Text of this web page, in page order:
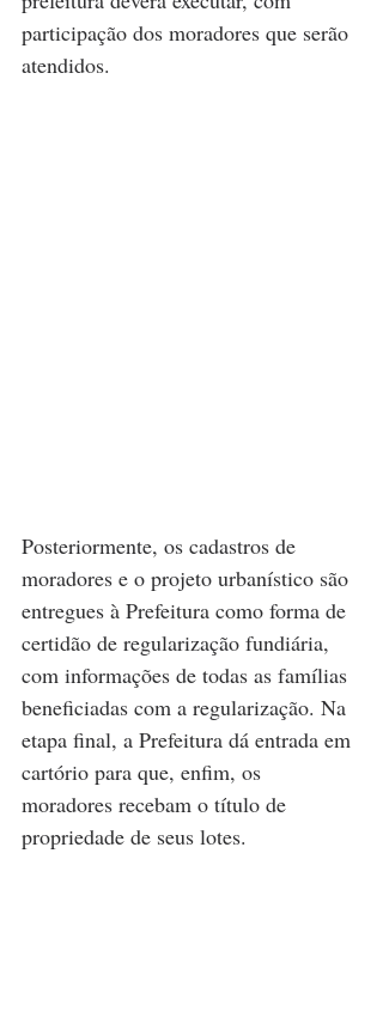
participação dos moradores que serão
atendidos.
Posteriormente, os cadastros de
moradores e o projeto urbanístico são
entregues à Prefeitura como forma de
certidão de regularização fundiária,
com informações de todas as famílias
beneficiadas com a regularização. Na
etapa final, a Prefeitura dá entrada em
cartório para que, enfim, os
moradores recebam o título de
propriedade de seus lotes.